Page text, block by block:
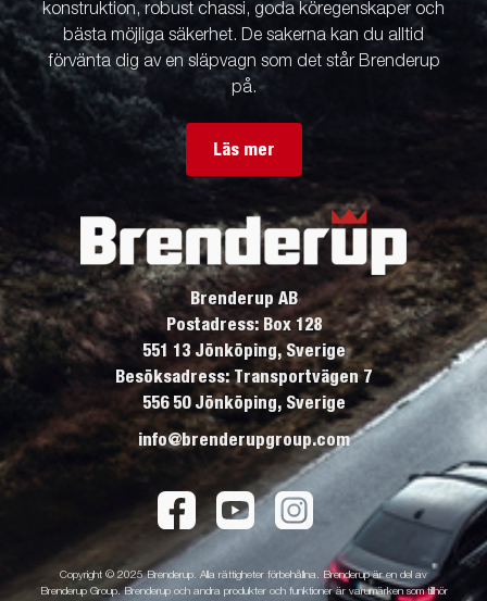
konstruktion, robust chassi, goda köregenskaper och
bästa möjliga säkerhet. De sakerna kan du alltid
förvänta dig av en släpvagn som det står Brenderup
på.
Läs mer
Brenderup AB
Postadress: Box 128
551 13 Jönköping, Sverige
Besöksadress: Transportvägen 7
556 50 Jönköping, Sverige
info@brenderupgroup.com
Copyright © 2025 Brenderup. Alla rättigheter förbehållna. Brenderup är en del av
Brenderup Group. Brenderup och andra produkter och funktioner är varumärken som tillhör